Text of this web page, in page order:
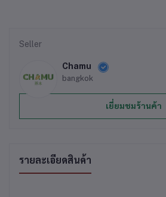
Seller
Chamu
bangkok
เยี่ยมชมร้านค้า
รายละเอียดสินค้า